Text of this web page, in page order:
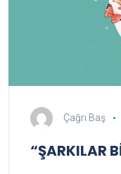
Çağrı Baş
“ŞARKILAR